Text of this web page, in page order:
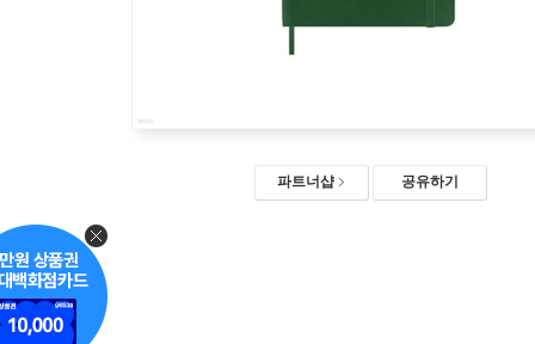
파트너샵 공유하기